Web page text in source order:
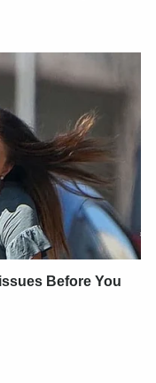
Before You